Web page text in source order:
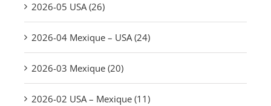
2026-05 USA (26)
2026-04 Mexique – USA (24)
2026-03 Mexique (20)
2026-02 USA – Mexique (11)